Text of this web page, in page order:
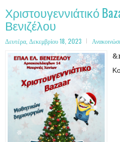
Χριστουγεννιάτικό
Βενιζέλου
Δευτέρα, Δεκεμβρίου 18, 2023